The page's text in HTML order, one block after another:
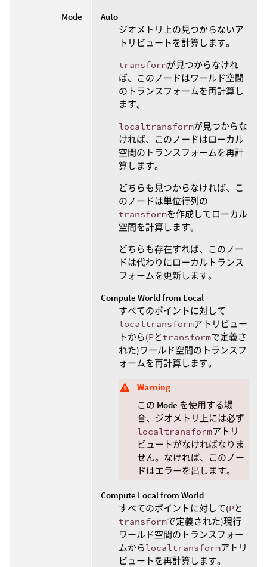
Mode
Auto
ジオメトリ上の見つからないア
トリビュートを計算します。
transformが見つからなけれ
ば、このノードはワールド空間
のトランスフォームを再計算し
ます。
localtransformが見つからな
ければ、このノードはローカル
空間のトランスフォームを再計
算します。
どちらも見つからなければ、こ
のノードは単位行列の
transformを作成してローカル
空間を計算します。
どちらも存在すれば、このノー
ドは代わりにローカルトランス
フォームを更新します。
Compute World from Local
すべてのポイントに対して
localtransformアトリビュー
トから(Pと transformで定義さ
れた)ワールド空間のトランスフ
ォームを再計算します。
Warning
この Mode を使用する場
合、ジオメトリ上には必ず
localtransformアトリ
ビュートがなければなりま
せん。なければ、このノー
ドはエラーを出します。
Compute Local from World
すべてのポイントに対して(Pと
transformで定義された)現行
ワールド空間のトランスフォー
ムからlocaltransformアトリ
ビュートを再計算します。